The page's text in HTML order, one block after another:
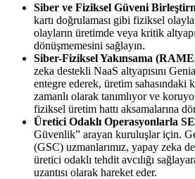
Siber ve Fiziksel Güveni
kartı doğrulaması gibi fiziksel
olayların üretimde veya kritik
dönüşmemesini sağlayın.
Siber-Fiziksel Yakınsama
zeka destekli NaaS altyapısını
entegre ederek, üretim sahasındaki
zamanlı olarak tanımlıyor ve
fiziksel üretim hattı aksamalarına
Üretici Odaklı Operasyonlarla
Güvenlik” arayan kuruluşlar için.
(GSC) uzmanlarımız, yapay zeka
üretici odaklı tehdit avcılığı
uzantısı olarak hareket eder.